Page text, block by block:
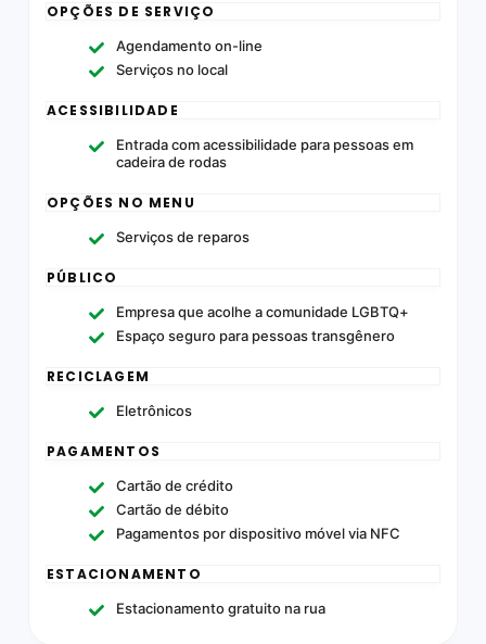
OPÇÕES DE SERVIÇO
Agendamento on-line
Serviços no local
ACESSIBILIDADE
Entrada com acessibilidade para pessoas em
cadeira de rodas
OPÇÕES NO MENU
Serviços de reparos
PÚBLICO
Empresa que acolhe a comunidade LGBTQ+
Espaço seguro para pessoas transgênero
RECICLAGEM
Eletrônicos
PAGAMENTOS
Cartão de crédito
Cartão de débito
Pagamentos por dispositivo móvel via NFC
ESTACIONAMENTO
Estacionamento gratuito na rua